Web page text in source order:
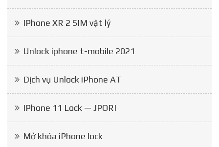
IPhone XR 2 SIM vật lý
Unlock iphone t-mobile 2021
Dịch vụ Unlock iPhone AT
IPhone 11 Lock — JPORI
Mở khóa iPhone lock